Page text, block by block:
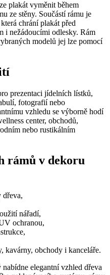
plakát vyměnit během
ze stěny. Součástí rámu je
chrání plakát před
i nežádoucími odlesky. Rám
modelů jej lze pomocí
prezentaci jídelních lístků,
fotografií nebo
vzhledu se výborně hodí
center, obchodů,
nebo rustikálním
rámů v dekoru
dřeva,
nářadí,
ochranou,
kavárny, obchody i kanceláře.
elegantní vzhled dřeva